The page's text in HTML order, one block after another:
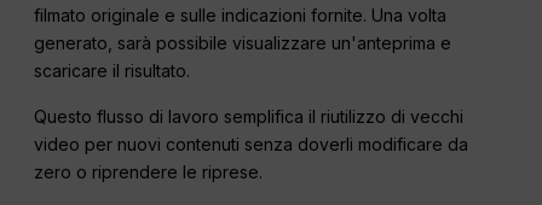
filmato originale e sulle indicazioni fornite. Una volta
generato, sarà possibile visualizzare un'anteprima e
scaricare il risultato.
Questo flusso di lavoro semplifica il riutilizzo di vecchi
video per nuovi contenuti senza doverli modificare da
zero o riprendere le riprese.